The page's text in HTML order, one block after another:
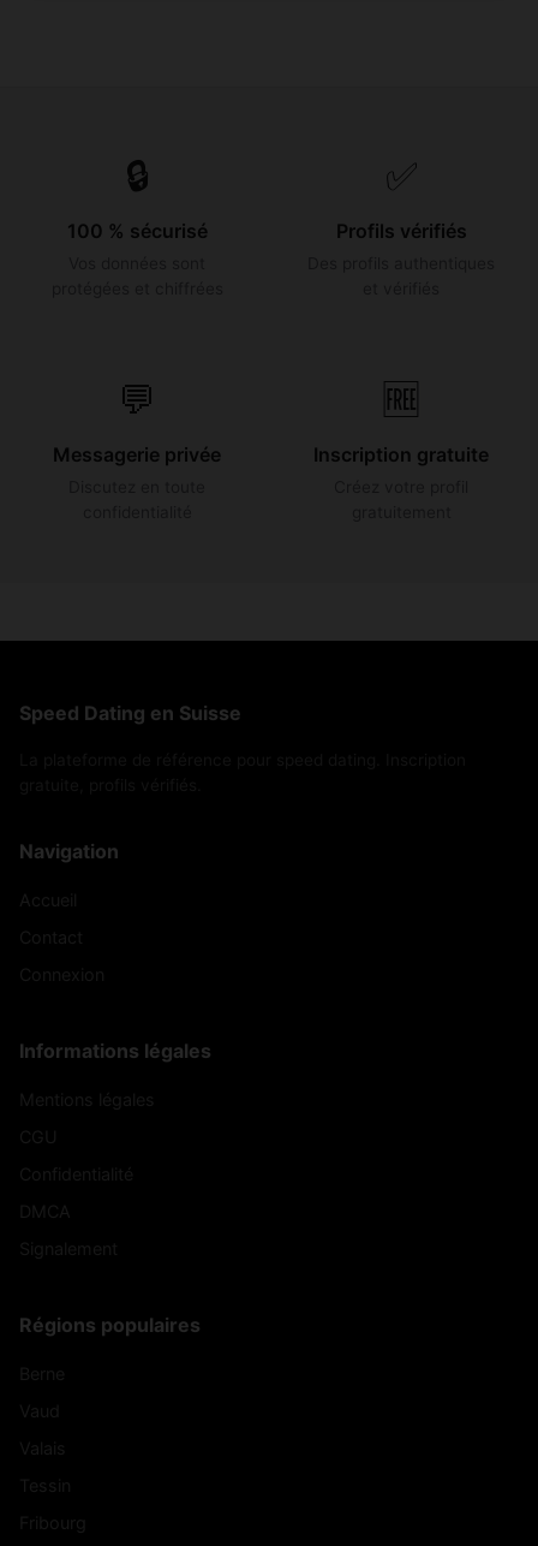
🔒
100 % sécurisé
✅
Profils vérifiés
💬
Messagerie privée
🆓
Inscription gratuite
Speed Dating en Suisse
Navigation
Informations légales
Régions populaires